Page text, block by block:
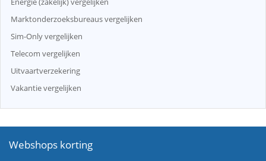
Marktonderzoeksbureaus vergelijken
Sim-Only vergelijken
Telecom vergelijken
Uitvaartverzekering
Vakantie vergelijken
Webshops korting